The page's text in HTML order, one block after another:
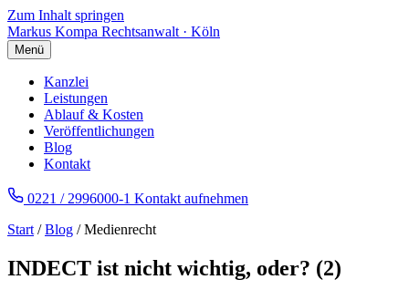
Zum Inhalt springen
Markus Kompa Rechtsanwalt · Köln
Menü
Kanzlei
Leistungen
Ablauf & Kosten
Veröffentlichungen
Blog
Kontakt
0221 / 2996000-1 Kontakt aufnehmen
Start /Blog / Medienrecht
INDECT ist nicht wichtig, oder? (2)